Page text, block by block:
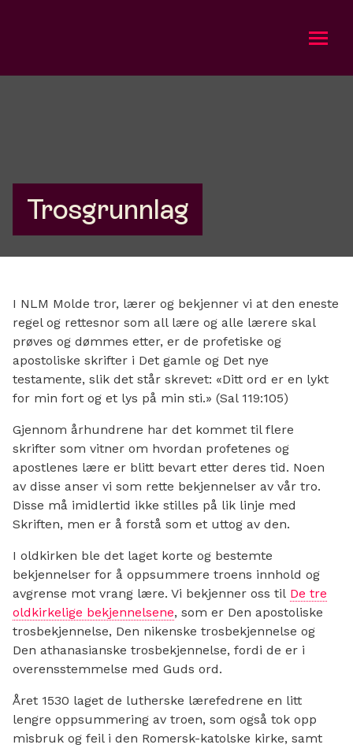
Kalender
Gi en gave
Trosgrunnlag
I NLM Molde tror, lærer og bekjenner vi at den eneste
regel og rettesnor som all lære og alle lærere skal
prøves og dømmes etter, er de profetiske og
apostoliske skrifter i Det gamle og Det nye
testamente, slik det står skrevet: «Ditt ord er en lykt
for min fort og et lys på min sti.» (Sal 119:105)
Gjennom århundrene har det kommet til flere
skrifter som vitner om hvordan profetenes og
apostlenes lære er blitt bevart etter deres tid. Noen
av disse anser vi som rette bekjennelser av vår tro.
Disse må imidlertid ikke stilles på lik linje med
Skriften, men er å forstå som et uttog av den.
I oldkirken ble det laget korte og bestemte
bekjennelser for å oppsummere troens innhold og
avgrense mot vrang lære. Vi bekjenner oss til De tre
oldkirkelige bekjennelsene, som er Den apostoliske
trosbekjennelse, Den nikenske trosbekjennelse og
Den athanasianske trosbekjennelse, fordi de er i
overensstemmelse med Guds ord.
Året 1530 laget de lutherske lærefedrene en litt
lengre oppsummering av troen, som også tok opp
misbruk og feil i den Romersk-katolske kirke, samt